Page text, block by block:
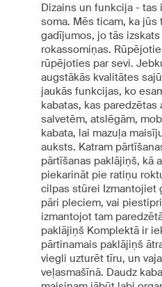
Dizains un funkcija - tas
soma. Mēs ticam, ka
gadījumos, jo tās
rokassomiņas.
rūpējoties par sevi.
augstākās kvalitātes
jaukās funkcijas, ko
kabatas, kas
salvetēm, atslēgām,
kabata, lai mazuļa
auksts. Katram
pārtīšanas paklājiņš, kā
piekarināt pie ratiņu
cilpas stūrei Izmantojiet
pāri pleciem, vai
izmantojot tam
paklājiņš Komplektā ir
pārtinamais paklājiņš
viegli uzturēt tīru, un
veļasmašīnā. Daudz